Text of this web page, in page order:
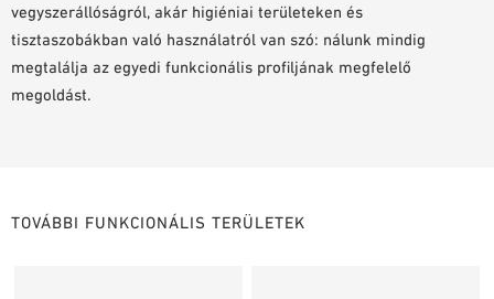
Műszaki tanácsadás
Szolgáltatás
KÖTTSÉGVETÉS KIÍRÁSI SZÖVEGEK
BIM/REVIT KÖNYVTÁR
vegyszerállóságról, akár higiéniai területeken és
tisztaszobákban való használatról van szó: nálunk mindig
megtalálja az egyedi funkcionális profiljának megfelelő
megoldást.
TOVÁBBI FUNKCIONÁLIS TERÜLETEK